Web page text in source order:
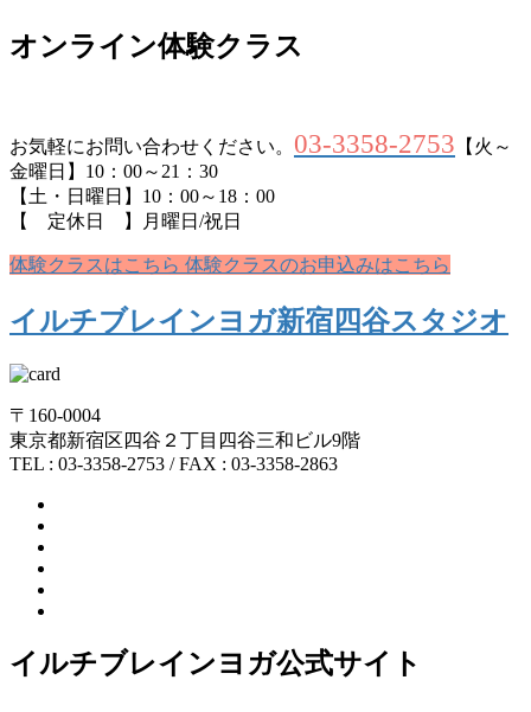
オンライン体験クラス
お気軽にお問い合わせください。 03-3358-2753 【火～
金曜日】10：00～21：30
【土・日曜日】10：00～18：00
【 定休日 】月曜日/祝日
体験クラスはこちら 体験クラスのお申込みはこちら
イルチブレインヨガ新宿四谷スタジオ
〒160-0004
東京都新宿区四谷２丁目四谷三和ビル9階
TEL : 03-3358-2753 / FAX : 03-3358-2863
イルチブレインヨガ公式サイト